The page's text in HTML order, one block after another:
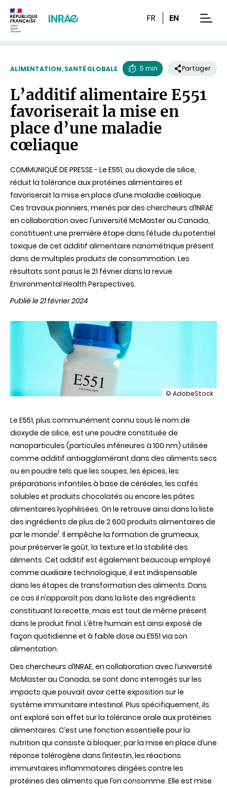
FR EN
ALIMENTATION, SANTÉ GLOBALE
de
lecture
5 min Partager
L’additif alimentaire E551
favoriserait la mise en
place d’une maladie
cœliaque
COMMUNIQUÉ DE PRESSE - Le E551, ou dioxyde de silice,
réduit la tolérance aux protéines alimentaires et
favoriserait la mise en place d’une maladie cœliaque.
Ces travaux pionniers, menés par des chercheurs d’INRAE
en collaboration avec l'université McMaster au Canada,
constituent une première étape dans l’étude du potentiel
toxique de cet additif alimentaire nanométrique présent
dans de multiples produits de consommation. Les
résultats sont parus le 21 février dans la revue
Environmental Health Perspectives.
Publié le 21 février 2024
illustration
E551
favoriserait
la
mise
en
place
d’une
maladie
cœliaque
© AdobeStock
Le E551, plus communément connu sous le nom de
dioxyde de silice, est une poudre constituée de
nanoparticules (particules inférieures à 100 nm) utilisée
comme additif antiagglomérant dans des aliments secs
ou en poudre tels que les soupes, les épices, les
préparations infantiles à base de céréales, les cafés
solubles et produits chocolatés ou encore les pâtes
alimentaires lyophilisées. On le retrouve ainsi dans la liste
des ingrédients de plus de 2 600 produits alimentaires de
par le monde1. Il empêche la formation de grumeaux,
pour préserver le goût, la texture et la stabilité des
aliments. Cet additif est également beaucoup employé
comme auxiliaire technologique, il est indispensable
dans les étapes de transformation des aliments. Dans
ce cas il n’apparaît pas dans la liste des ingrédients
constituant la recette, mais est tout de même présent
dans le produit final. L’être humain est ainsi exposé de
façon quotidienne et à faible dose au E551 via son
alimentation.
Des chercheurs d’INRAE, en collaboration avec l’université
McMaster au Canada, se sont donc interrogés sur les
impacts que pouvait avoir cette exposition sur le
système immunitaire intestinal. Plus spécifiquement, ils
ont exploré son effet sur la tolérance orale aux protéines
alimentaires. C’est une fonction essentielle pour la
nutrition qui consiste à bloquer, par la mise en place d’une
réponse tolérogène dans l’intestin, les réactions
immunitaires inflammatoires dirigées contre les
protéines des aliments que l’on consomme. Elle est mise